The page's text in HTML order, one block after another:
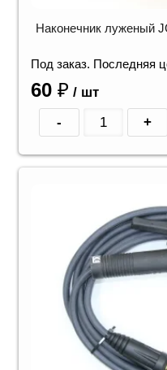
Наконечник луженый
Под заказ. Последняя
60 ₽ / шт
- +